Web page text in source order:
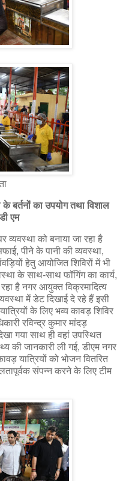
के बर्तनों का उपयोग तथा विशाल
एम
व्यवस्था को बनाया जा रहा है
पीने के पानी की व्यवस्था,
हेतु आयोजित शिविरों में भी
के साथ-साथ फॉगिंग का कार्य,
है नगर आयुक्त विक्रमादित्य
में डेट दिखाई दे रहे हैं इसी
के लिए भव्य कावड़ शिविर
रविन्द्र कुमार मांदड़
गया साथ ही वहां उपस्थित
की जानकारी ली गई, डीएम नगर
यात्रियों को भोजन वितरित
संपन्न करने के लिए टीम